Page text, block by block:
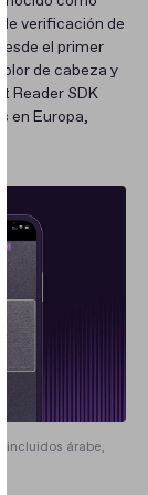
verificación de
el primer
de cabeza y
Reader SDK
en Europa,
incluidos árabe,